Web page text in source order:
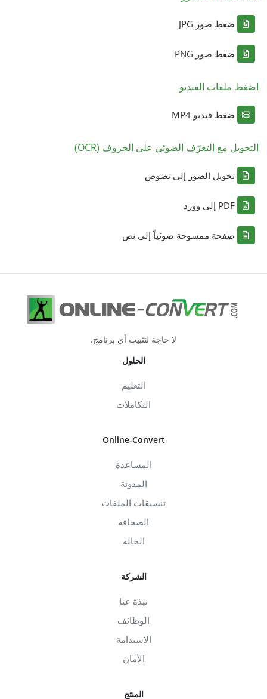
ضغط صور JPG
ضغط صور PNG
اضغط ملفات الفيديو
ضغط فيديو MP4
التحويل مع التعرّف الضوئي على الحروف (OCR)
تحويل الصور إلى نصوص
PDF إلى وورد
صفحة ممسوحة ضوئياً إلى نص
لا حاجة لتثبيت أي برنامج.
الحلول
التعليم
التكاملات
Online-Convert
المساعدة
المدونة
تنسيقات الملفات
الصحافة
الحالة
الشركة
نبذة عنا
الوظائف
الاستدامة
الأمان
المنتج